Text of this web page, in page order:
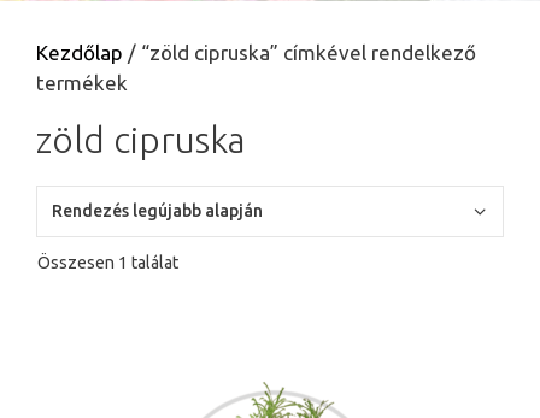
Kezdőlap / “zöld cipruska” címkével rendelkező
termékek
zöld cipruska
Összesen 1 találat